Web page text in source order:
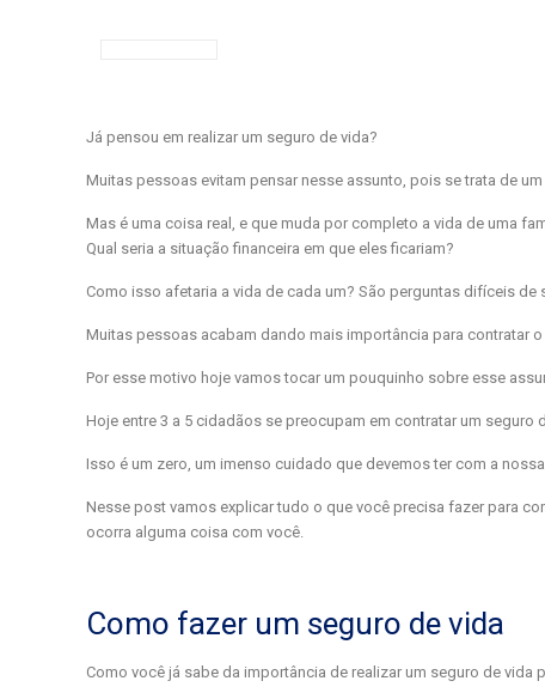
Já pensou em realizar um seguro de vida?
Muitas pessoas evitam pensar nesse assunto, pois se trata de
Mas é uma coisa real, e que muda por completo a vida de uma
Qual seria a situação financeira em que eles ficariam?
Como isso afetaria a vida de cada um? São perguntas difíceis
Muitas pessoas acabam dando mais importância para contratar o
Por esse motivo hoje vamos tocar um pouquinho sobre esse
Hoje entre 3 a 5 cidadãos se preocupam em contratar um seguro
Isso é um zero, um imenso cuidado que devemos ter com a
Nesse post vamos explicar tudo o que você precisa fazer para
ocorra alguma coisa com você.
Como fazer um seguro de vida
Como você já sabe da importância de realizar um seguro de